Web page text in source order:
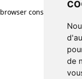
de
browser console for